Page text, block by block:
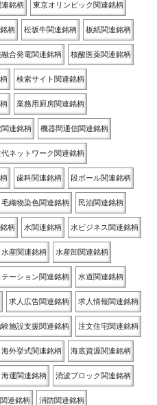
連銘柄 東京オリンピック関連銘柄
柄 松坂牛関連銘柄 板紙関連銘柄
融合発電関連銘柄 核酸医薬関連銘柄
検索サイト関連銘柄
業務用厨房関連銘柄
関連銘柄 機器間通信関連銘柄
代ネットワーク関連銘柄
歯科関連銘柄 段ボール関連銘柄
毛織物染色関連銘柄 民泊関連銘柄
柄 水関連銘柄 水ビジネス関連銘柄
水産関連銘柄 水産卸関連銘柄
ーション関連銘柄 水道関連銘柄
求人広告関連銘柄 求人情報関連銘柄
験施設支援関連銘柄 注文住宅関連銘柄
海外挙式関連銘柄 海底資源関連銘柄
海運関連銘柄 消波ブロック関連銘柄
連銘柄 消防関連銘柄